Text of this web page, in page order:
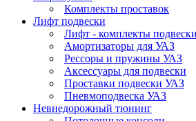
Комплекты проставок
Лифт подвески
Лифт - комплекты подвески
Амортизаторы для УАЗ
Рессоры и пружины УАЗ
Аксессуары для подвески
Проставки подвески УАЗ
Пневмоподвеска УАЗ
Невнедорожный тюнинг